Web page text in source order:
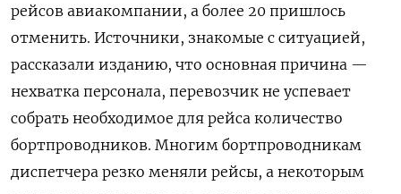
рейсов авиакомпании, а более 20 пришлось
отменить. Источники, знакомые с ситуацией,
рассказали изданию, что основная причина —
нехватка персонала, перевозчик не успевает
собрать необходимое для рейса количество
бортпроводников. Многим бортпроводникам
диспетчера резко меняли рейсы, а некоторым